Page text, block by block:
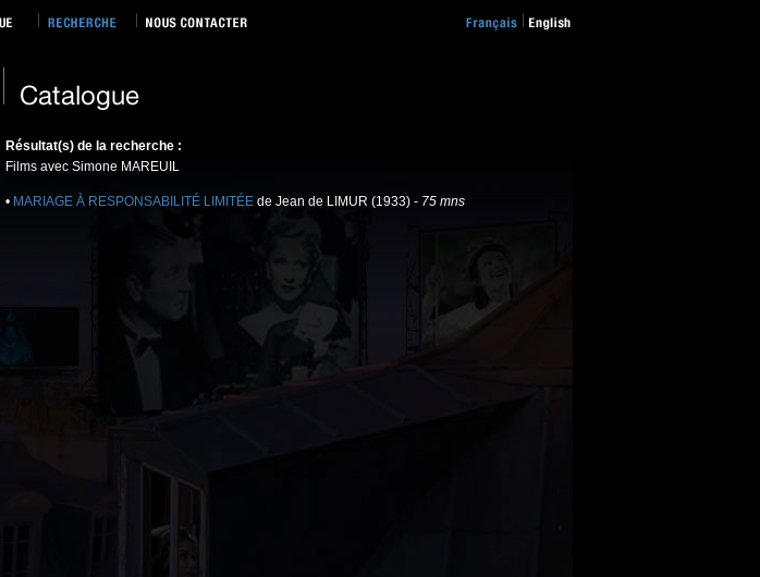
Résultat(s) de la recherche :
Films avec Simone MAREUIL
• MARIAGE À RESPONSABILITÉ LIMITÉE de Jean de LIMUR (1933) - 75 mns